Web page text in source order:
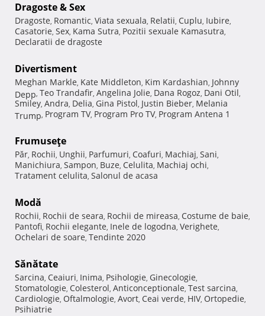
Dragoste & Sex
Dragoste, Romantic, Viata sexuala, Relatii, Cuplu, Iubire,
Casatorie, Sex, Kama Sutra, Pozitii sexuale Kamasutra,
Declaratii de dragoste
Divertisment
Meghan Markle, Kate Middleton, Kim Kardashian, Johnny
Depp, Teo Trandafir, Angelina Jolie, Dana Rogoz, Dani Otil,
Smiley, Andra, Delia, Gina Pistol, Justin Bieber, Melania
Trump, Program TV, Program Pro TV, Program Antena 1
Frumuseţe
Păr, Rochii, Unghii, Parfumuri, Coafuri, Machiaj, Sani,
Manichiura, Sampon, Buze, Celulita, Machiaj ochi,
Tratament celulita, Salonul de acasa
Modă
Rochii, Rochii de seara, Rochii de mireasa, Costume de baie,
Pantofi, Rochii elegante, Inele de logodna, Verighete,
Ochelari de soare, Tendinte 2020
Sănătate
Sarcina, Ceaiuri, Inima, Psihologie, Ginecologie,
Stomatologie, Colesterol, Anticonceptionale, Test sarcina,
Cardiologie, Oftalmologie, Avort, Ceai verde, HIV, Ortopedie,
Psihiatrie